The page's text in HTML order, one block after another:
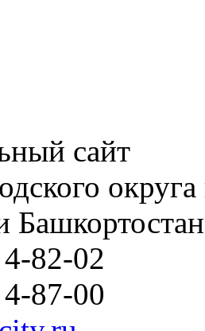
сайт
Башкортостан
82-02
87-00